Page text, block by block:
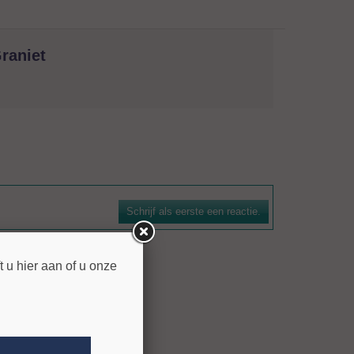
De boorkroon is voorzien van een
spoelwerking. De bezettingshoogte bedraagt 7
voor gangbare machines zijn leverbaar.Schrijf als eerste een reactie.
u hier aan of u onze